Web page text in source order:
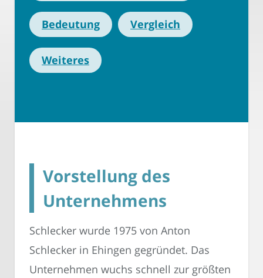
Bedeutung Vergleich
Weiteres
Vorstellung des
Unternehmens
Schlecker wurde 1975 von Anton
Schlecker in Ehingen gegründet. Das
Unternehmen wuchs schnell zur größten